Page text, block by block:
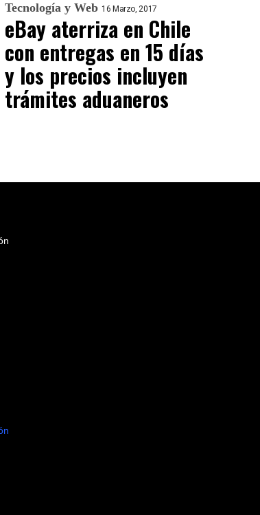
Tecnología y Web 16 Marzo, 2017
eBay aterriza en Chile
con entregas en 15 días
y los precios incluyen
trámites aduaneros